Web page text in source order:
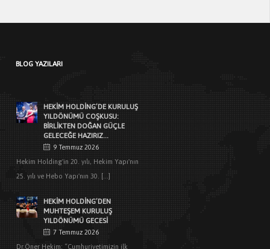
BLOG YAZILARI
öncü markalarından Hekim Yapı A.Ş
HEKİM HOLDİNG’DE KURULUŞ
YILDÖNÜMÜ COŞKUSU:
BİRLİKTEN DOĞAN GÜÇLE
GELECEĞE HAZIRIZ…
9 Temmuz 2026
Hekim Holding'in 20. yılı, Hekim Yapı'nın
25. yılı ve Hebo Yapı'nın 30. [...]
HEKIM HOLDING’DEN
MUHTEŞEM KURULUŞ
YILDÖNÜMÜ GECESI
7 Temmuz 2026
Dr.Öner Hekim: “Cumhuriyetimizin ilk